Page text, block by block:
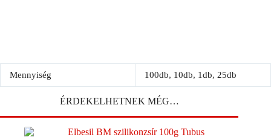
Mennyiség 100db, 10db, 1db, 25db
ÉRDEKELHETNEK MÉG…